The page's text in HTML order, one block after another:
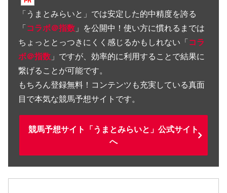
「うまとみらいと 」では安定した的中精度を誇る
「コラボ＠指数 」を公開中！使い方に慣れるまでは
ちょっととっつきにくく感じるかもしれない「コラ
ボ＠指数 」ですが、効率的に利用することで結果に
繋げることが可能です。
もちろん登録無料！コンテンツも充実している真面
目で本気な競馬予想サイトです。
競馬予想サイト「うまとみらいと」公式サイト
へ